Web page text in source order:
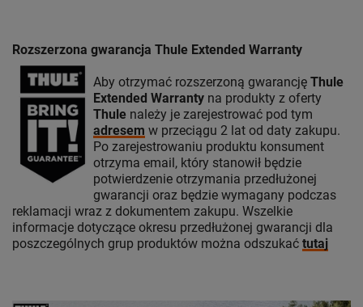
Rozszerzona gwarancja Thule Extended Warranty
Aby otrzymać rozszerzoną gwarancję Thule
Extended Warranty na produkty z oferty
Thule należy je zarejestrować pod tym
adresem w przeciągu 2 lat od daty zakupu.
Po zarejestrowaniu produktu konsument
otrzyma email, który stanowił będzie
potwierdzenie otrzymania przedłużonej
gwarancji oraz będzie wymagany podczas
reklamacji wraz z dokumentem zakupu. Wszelkie
informacje dotyczące okresu przedłużonej gwarancji dla
poszczególnych grup produktów można odszukać tutaj